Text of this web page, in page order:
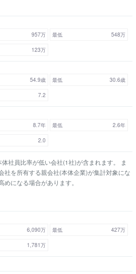
957万 最低
548万
123万
54.9歳 最低
30.6歳
7.2
8.7年 最低
2.6年
2.0
社員比率が低い会社(1社)が含まれます。 ま
社を所有する親会社(本体企業)が集計対象にな
になる場合があります。
6,090万 最低
427万
1,781万